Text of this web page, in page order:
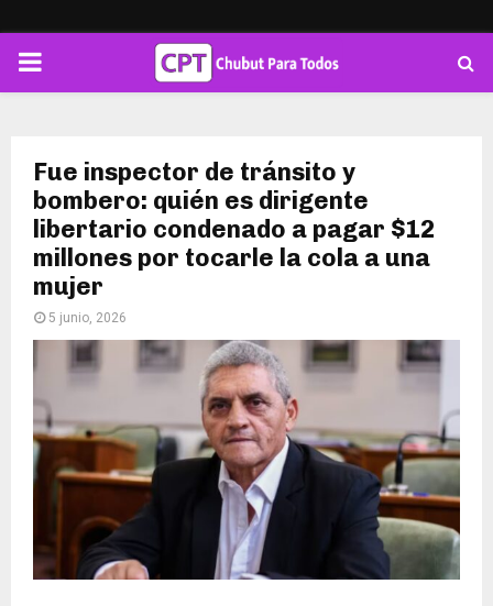
PRIMARY
Fue inspector de tránsito y
bombero: quién es dirigente
libertario condenado a pagar $12
millones por tocarle la cola a una
mujer
5 junio, 2026